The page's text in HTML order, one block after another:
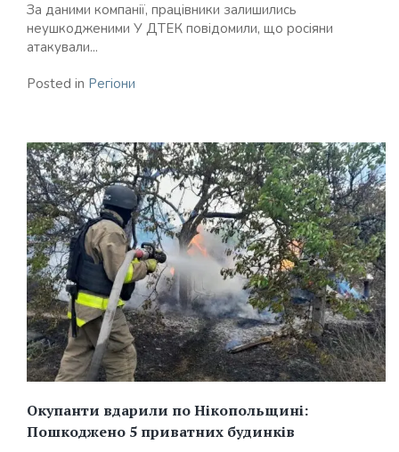
За даними компанії, працівники залишились
неушкодженими У ДТЕК повідомили, що росіяни
атакували...
Posted in Регіони
Окупанти вдарили по Нікопольщині:
Пошкоджено 5 приватних будинків